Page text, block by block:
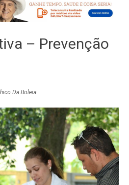
– Prevenção
Da Boleia